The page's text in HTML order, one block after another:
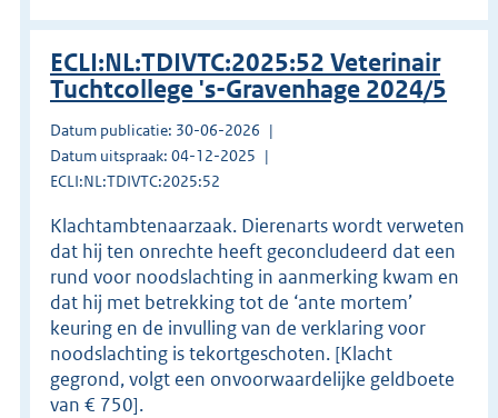
ECLI:NL:TDIVTC:2025:52 Veterinair
Tuchtcollege 's-Gravenhage 2024/5
Datum publicatie: 30-06-2026
Datum uitspraak: 04-12-2025
ECLI:NL:TDIVTC:2025:52
Klachtambtenaarzaak. Dierenarts wordt verweten
dat hij ten onrechte heeft geconcludeerd dat een
rund voor noodslachting in aanmerking kwam en
dat hij met betrekking tot de ‘ante mortem’
keuring en de invulling van de verklaring voor
noodslachting is tekortgeschoten. [Klacht
gegrond, volgt een onvoorwaardelijke geldboete
van € 750].